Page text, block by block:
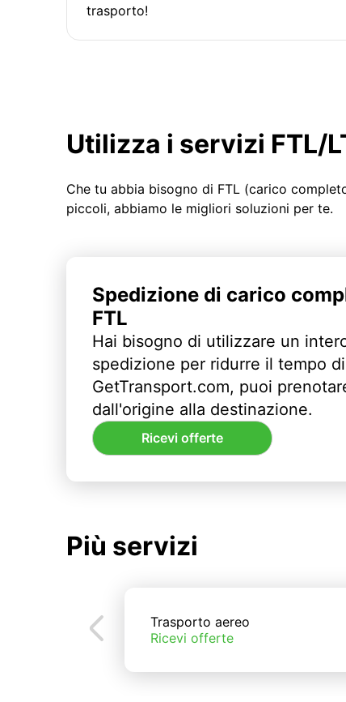
trasporto!
Utilizza i servizi FTL/
Che tu abbia bisogno di FTL (carico
piccoli, abbiamo le migliori soluzioni per te.
Spedizione di carico
FTL
Hai bisogno di utilizzare un
spedizione per ridurre il tempo
GetTransport.com, puoi
dall'origine alla destinazione.
Ricevi offerte
Più servizi
Trasporto aereo
Ricevi offerte